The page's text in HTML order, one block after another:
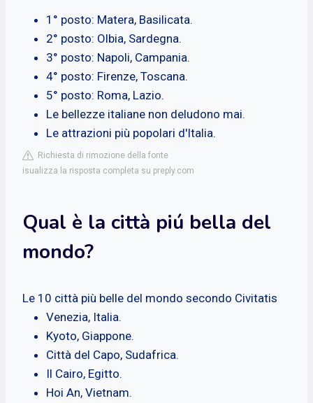
1° posto: Matera, Basilicata.
2° posto: Olbia, Sardegna.
3° posto: Napoli, Campania.
4° posto: Firenze, Toscana.
5° posto: Roma, Lazio.
Le bellezze italiane non deludono mai.
Le attrazioni più popolari d'Italia.
Richiesta di rimozione della fonte
isualizza la risposta completa su preply.com
Qual è la città piú bella del
mondo?
Le 10 città più belle del mondo secondo Civitatis
Venezia, Italia.
Kyoto, Giappone.
Città del Capo, Sudafrica.
Il Cairo, Egitto.
Hoi An, Vietnam.